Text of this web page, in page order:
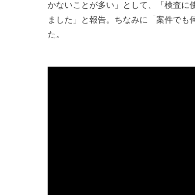
かないことが多い」として、「検査に
ました」と報告。ちなみに「案件で
た。